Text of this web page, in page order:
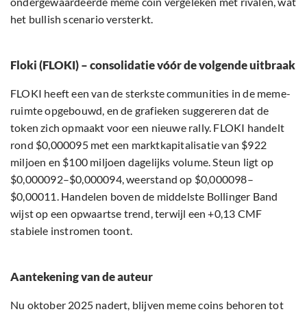
het bullish scenario versterkt.
Floki (FLOKI) – consolidatie vóór de volgende uitbraak
FLOKI heeft een van de sterkste communities in de meme-
ruimte opgebouwd, en de grafieken suggereren dat de
token zich opmaakt voor een nieuwe rally. FLOKI handelt
rond $0,000095 met een marktkapitalisatie van $922
miljoen en $100 miljoen dagelijks volume. Steun ligt op
$0,000092–$0,000094, weerstand op $0,000098–
$0,00011. Handelen boven de middelste Bollinger Band
wijst op een opwaartse trend, terwijl een +0,13 CMF
stabiele instromen toont.
Aantekening van de auteur
Nu oktober 2025 nadert, blijven meme coins behoren tot